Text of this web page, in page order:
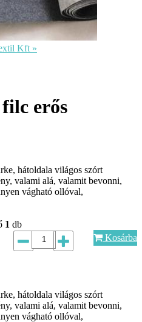
Kft »
erős
hátoldala világos szórt
valami alá, valamit bevonni,
vágható ollóval,
1 db
Kosárba
hátoldala világos szórt
valami alá, valamit bevonni,
vágható ollóval,